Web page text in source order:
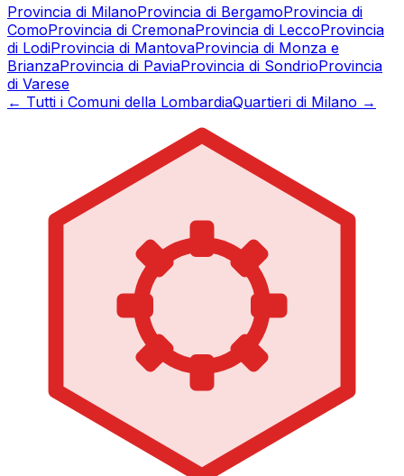
Provincia di MilanoProvincia di BergamoProvincia di
ComoProvincia di CremonaProvincia di LeccoProvincia
di LodiProvincia di MantovaProvincia di Monza e
BrianzaProvincia di PaviaProvincia di SondrioProvincia
di Varese
← Tutti i Comuni della LombardiaQuartieri di Milano →